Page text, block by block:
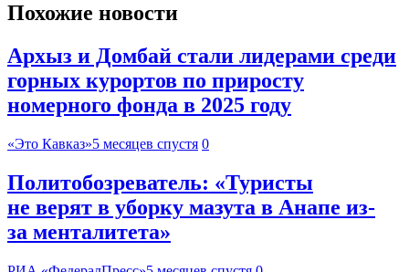
Похожие новости
Архыз и Домбай стали лидерами среди
горных курортов по приросту
номерного фонда в 2025 году
«Это Кавказ»5 месяцев спустя 0
Политобозреватель: «Туристы
не верят в уборку мазута в Анапе из-
за менталитета»